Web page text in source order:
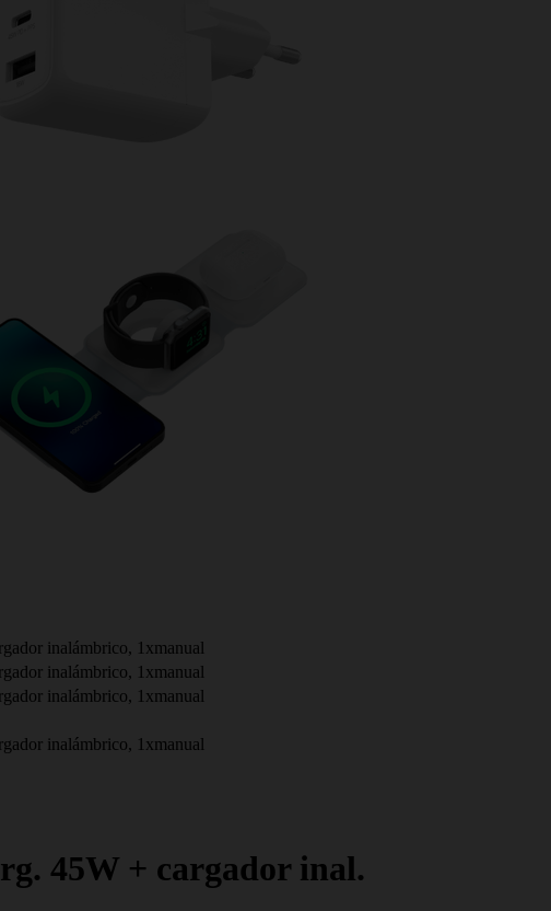
inalámbrico, 1xmanual
inalámbrico, 1xmanual
inalámbrico, 1xmanual
inalámbrico, 1xmanual
45W + cargador inal.